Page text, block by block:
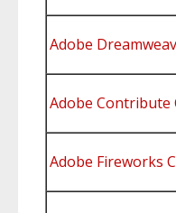
Adobe
Adobe Contribute
Adobe Fireworks